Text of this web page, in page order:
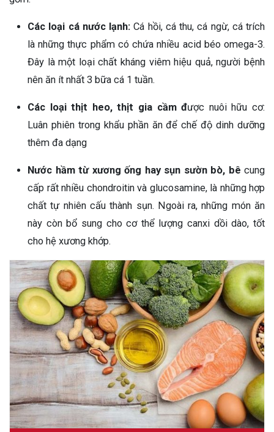
Các loại cá nước lạnh: Cá hồi, cá thu, cá ngừ, cá trích
là những thực phẩm có chứa nhiều acid béo omega-3.
Đây là một loại chất kháng viêm hiệu quả, người bệnh
nên ăn ít nhất 3 bữa cá 1 tuần.
Các loại thịt heo, thịt gia cầm được nuôi hữu cơ:
Luân phiên trong khẩu phần ăn để chế độ dinh dưỡng
thêm đa dạng
Nước hầm từ xương ống hay sụn sườn bò, bê cung
cấp rất nhiều chondroitin và glucosamine, là những hợp
chất tự nhiên cấu thành sụn. Ngoài ra, những món ăn
này còn bổ sung cho cơ thể lượng canxi dồi dào, tốt
cho hệ xương khớp.